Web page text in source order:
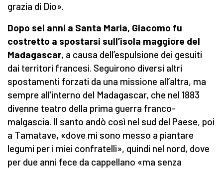
grazia di Dio».
Dopo sei anni a Santa Maria, Giacomo fu
costretto a spostarsi sull’isola maggiore del
Madagascar, a causa dell’espulsione dei gesuiti
dai territori francesi. Seguirono diversi altri
spostamenti forzati da una missione all’altra, ma
sempre all’interno del Madagascar, che nel 1883
divenne teatro della prima guerra franco-
malgascia. Il santo andò così nel sud del Paese, poi
a Tamatave, «dove mi sono messo a piantare
legumi per i miei confratelli», quindi nel nord, dove
per due anni fece da cappellano «ma senza